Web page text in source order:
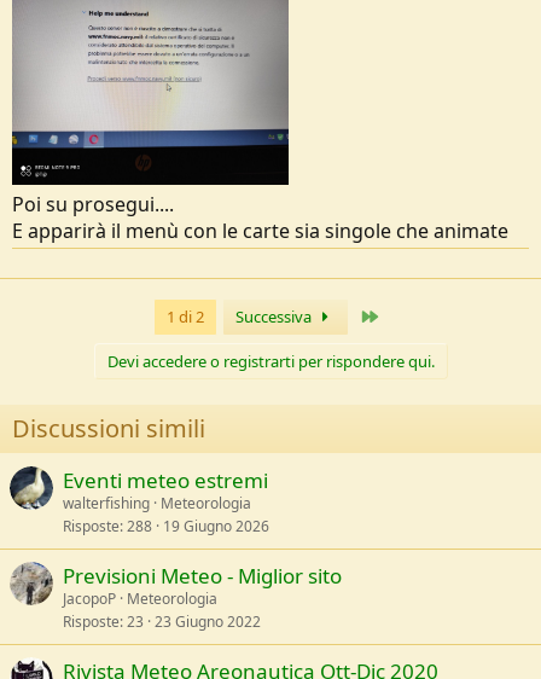
Poi su prosegui....
E apparirà il menù con le carte sia singole che animate
1 di 2 Successiva
Devi accedere o registrarti per rispondere qui.
Discussioni simili
Eventi meteo estremi
walterfishing Meteorologia
Risposte 288 19 Giugno 2026
Previsioni Meteo - Miglior sito
JacopoP Meteorologia
Risposte 23 23 Giugno 2022
Rivista Meteo Areonautica Ott-Dic 2020